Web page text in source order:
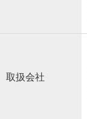
取扱会社